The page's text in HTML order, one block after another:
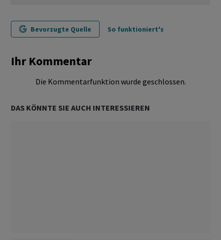
Bevorzugte Quelle So funktioniert's
Ihr Kommentar
Die Kommentarfunktion wurde geschlossen.
DAS KÖNNTE SIE AUCH INTERESSIEREN